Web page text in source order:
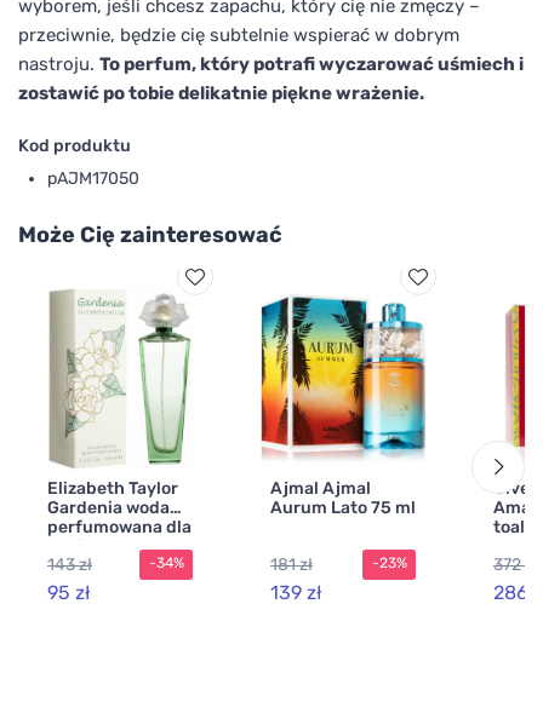
wyborem, jeśli chcesz zapachu, który cię nie zmęczy –
przeciwnie, będzie cię subtelnie wspierać w dobrym
nastroju. To perfum, który potrafi wyczarować uśmiech i
zostawić po tobie delikatnie piękne wrażenie.
Kod produktu
pAJM17050
Może Cię zainteresować
Elizabeth Taylor
Gardenia woda
perfumowana dla
kobiet 100 ml
143 zł
95 zł
-34%
Ajmal Ajmal
Aurum Lato 75 ml
181 zł
139 zł
-23%
372 zł
286